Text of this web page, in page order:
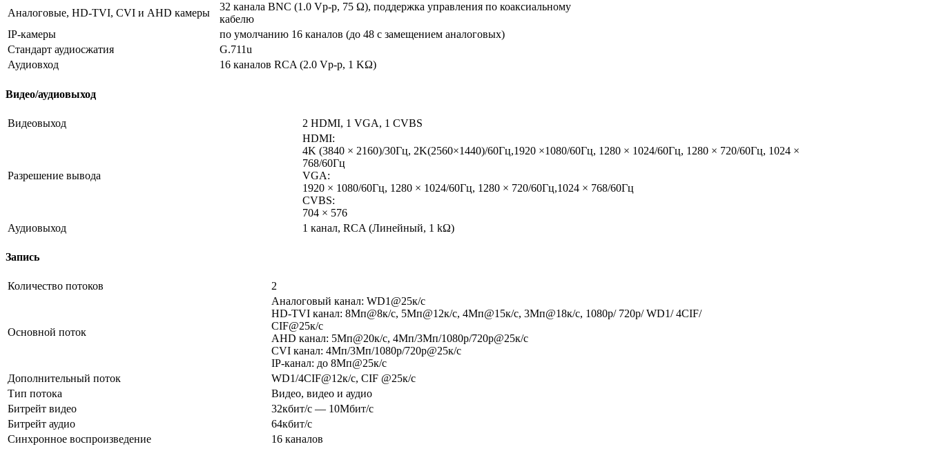
Аналоговые, HD-TVI, CVI и AHD камеры
32 канала BNC (1.0 Vp-p, 75 Ω), поддержка управления по коаксиальному
кабелю
IP-камеры
по умолчанию 16 каналов (до 48 с замещением аналоговых)
Стандарт аудиосжатия
G.711u
Аудиовход
16 каналов RCA (2.0 Vp-p, 1 KΩ)
Видео/аудиовыход
Видеовыход 2 HDMI, 1 VGA, 1 CVBS
Разрешение вывода
HDMI:
4K (3840 × 2160)/30Гц, 2K(2560×1440)/60Гц,1920 ×1080/60Гц, 1280 × 1024/60Гц, 1280 × 720/60Гц, 1024 ×
768/60Гц
VGA:
1920 × 1080/60Гц, 1280 × 1024/60Гц, 1280 × 720/60Гц,1024 × 768/60Гц
CVBS:
704 × 576
Аудиовыход
1 канал, RCA (Линейный, 1 kΩ)
Запись
Количество потоков 2
Основной поток
Аналоговый канал: WD1@25к/с
HD-TVI канал: 8Мп@8к/с, 5Мп@12к/с, 4Мп@15к/c, 3Мп@18к/c, 1080p/ 720p/ WD1/ 4CIF/
CIF@25к/c
AHD канал: 5Мп@20к/с, 4Мп/3Мп/1080p/720p@25к/с
CVI канал: 4Мп/3Мп/1080p/720p@25к/с
IP-канал: до 8Мп@25к/с
Дополнительный поток
WD1/4CIF@12к/с, CIF @25к/с
Тип потока
Видео, видео и аудио
Битрейт видео
32кбит/с — 10Мбит/с
Битрейт аудио
64кбит/с
Синхронное воспроизведение
16 каналов